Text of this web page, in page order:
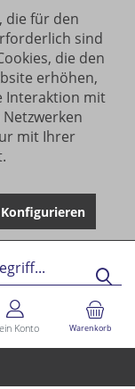
die für den
sind
die den
erhöhen,
Interaktion mit
mit Ihrer
Konfigurieren
Warenkorb
Konto